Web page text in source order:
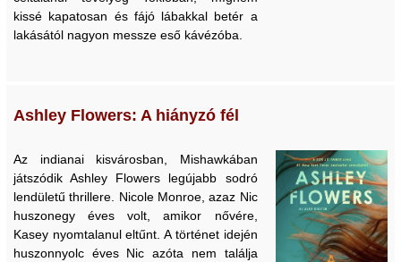
kissé kapatosan és fájó lábakkal betér a
lakásától nagyon messze eső kávézóba.
Ashley Flowers: A hiányzó fél
Az indianai kisvárosban, Mishawkában
játszódik Ashley Flowers legújabb sodró
lendületű thrillere. Nicole Monroe, azaz Nic
huszonegy éves volt, amikor nővére,
Kasey nyomtalanul eltűnt. A történet idején
huszonnyolc éves Nic azóta nem találja